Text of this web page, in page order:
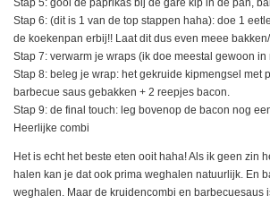
Stap 5: gooi de paprikas bij de gare kip in de pan,
Stap 6: (dit is 1 van de top stappen haha): doe 1
de koekenpan erbij!! Laat dit dus even meee
Stap 7: verwarm je wraps (ik doe meestal gewoon
Stap 8: beleg je wrap: het gekruide kipmengsel met
barbecue saus gebakken + 2 reepjes bacon.
Stap 9: de final touch: leg bovenop de bacon nog
Heerlijke combi
Het is echt het beste eten ooit haha! Als ik geen zin
halen kan je dat ook prima weghalen natuurlijk. En
weghalen. Maar de kruidencombi en barbecuesaus